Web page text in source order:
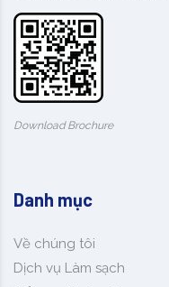
Download Brochure
Danh mục
Về chúng tôi
Dịch vụ Làm sạch